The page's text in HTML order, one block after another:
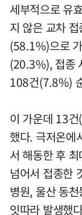
세부적으로 유
지 않은 교차
(58.1%)으로
(20.3%), 접종
108건(7.8%)
이 가운데 13
했다. 극저온에
서 해동한 후
넘어서 접종한
병원, 울산 동
잇따라 발생했